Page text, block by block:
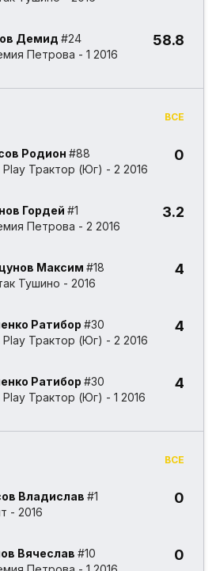
Демид #24
Петрова - 1 2016
58.8
ВСЕ
Родион #88
Play Трактор (Юг) - 2 2016
0
Гордей #1
Петрова - 2 2016
3.2
Максим #18
Тушино - 2016
4
Ратибор #30
Play Трактор (Юг) - 2 2016
4
Ратибор #30
Play Трактор (Юг) - 1 2016
4
ВСЕ
Владислав #1
- 2016
0
Вячеслав #10
0